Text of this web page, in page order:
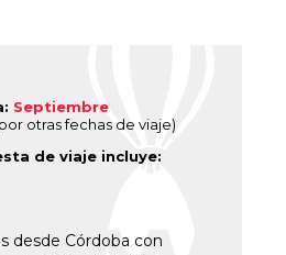
Septiembre
otras fechas de viaje)
de viaje incluye:
desde Córdoba con